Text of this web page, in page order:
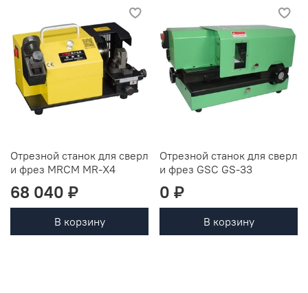
Отрезной станок для сверл
и фрез MRCM MR-X4
68 040 ₽
В корзину
Отрезной станок для сверл
и фрез GSC GS-33
0 ₽
В корзину